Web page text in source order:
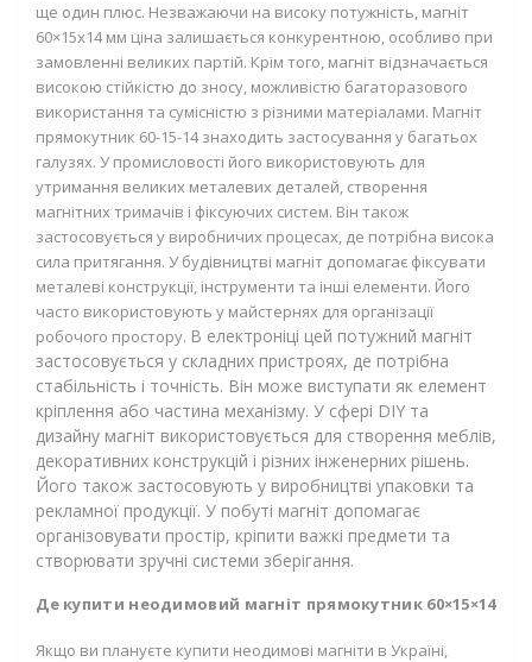
ще один плюс. Незважаючи на високу потужність, магніт
60×15х14 мм ціна залишається конкурентною, особливо при
замовленні великих партій. Крім того, магніт відзначається
високою стійкістю до зносу, можливістю багаторазового
використання та сумісністю з різними матеріалами. Магніт
прямокутник 60-15-14 знаходить застосування у багатьох
галузях. У промисловості його використовують для
утримання великих металевих деталей, створення
магнітних тримачів і фіксуючих систем. Він також
застосовується у виробничих процесах, де потрібна висока
сила притягання. У будівництві магніт допомагає фіксувати
металеві конструкції, інструменти та інші елементи. Його
часто використовують у майстернях для організації
робочого простору. В електроніці цей потужний магніт
застосовується у складних пристроях, де потрібна
стабільність і точність. Він може виступати як елемент
кріплення або частина механізму. У сфері DIY та
дизайну магніт використовується для створення меблів,
декоративних конструкцій і різних інженерних рішень.
Його також застосовують у виробництві упаковки та
рекламної продукції. У побуті магніт допомагає
організовувати простір, кріпити важкі предмети та
створювати зручні системи зберігання.
Де купити неодимовий магніт прямокутник 60×15×14
Якщо ви плануєте купити неодимові магніти в Україні,